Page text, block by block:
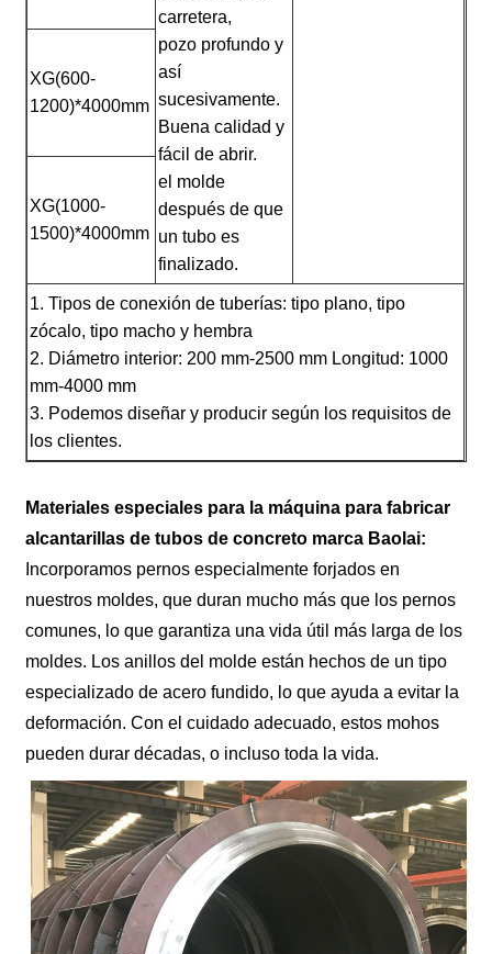
carretera,
pozo profundo y
así
sucesivamente.
Buena calidad y
fácil de abrir.
el molde
después de que
un tubo es
finalizado.
XG(600-
1200)*4000mm
XG(1000-
1500)*4000mm
1. Tipos de conexión de tuberías: tipo plano, tipo
zócalo, tipo macho y hembra
2. Diámetro interior: 200 mm-2500 mm Longitud: 1000
mm-4000 mm
3. Podemos diseñar y producir según los requisitos de
los clientes.
Materiales especiales para la máquina para fabricar
alcantarillas de tubos de concreto marca Baolai:
Incorporamos pernos especialmente forjados en
nuestros moldes, que duran mucho más que los pernos
comunes, lo que garantiza una vida útil más larga de los
moldes. Los anillos del molde están hechos de un tipo
especializado de acero fundido, lo que ayuda a evitar la
deformación. Con el cuidado adecuado, estos mohos
pueden durar décadas, o incluso toda la vida.